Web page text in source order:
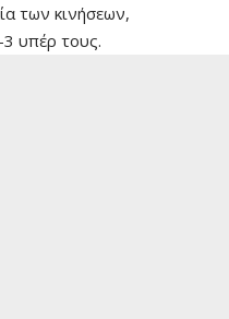
των κινήσεων,
υπέρ τους.